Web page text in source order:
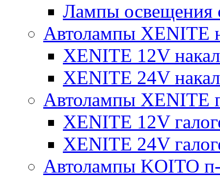
Лампы освещения
Автолампы XENITE
XENITE 12V
XENITE 24V
Автолампы XENITE
XENITE 12V
XENITE 24V
Автолампы KOITO